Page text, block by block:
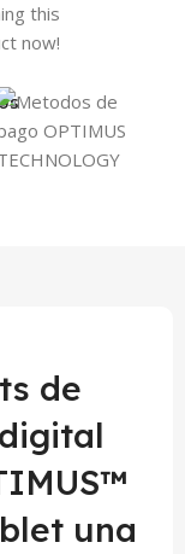
this
now!
de
una